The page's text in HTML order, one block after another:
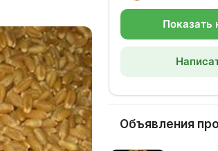
Показать
Объявления